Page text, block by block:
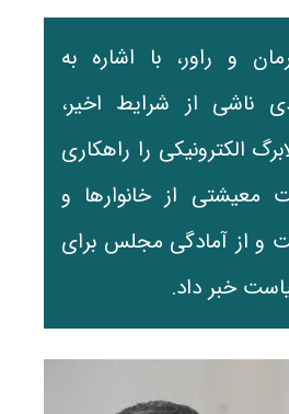
و راور، با اشاره به
ناشی از شرایط اخیر،
الکترونیکی را راهکاری
معیشتی از خانوارها و
و از آمادگی مجلس برای
خبر داد.